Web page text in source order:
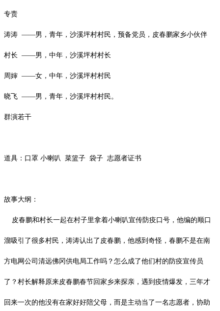
专责
涛涛 ——男，青年，沙溪坪村村民，预备党员，皮春鹏家乡小伙伴
村长 ——男，中年，沙溪坪村村长
周婶 ——女，中年，沙溪坪村村民
晓飞 ——男，青年，沙溪坪村村民。
群演若干
道具：口罩 小喇叭 菜篮子 袋子 志愿者证书
故事大纲：
皮春鹏和村长一起在村子里拿着小喇叭宣传防疫口号，他编的顺口
溜吸引了很多村民，涛涛认出了皮春鹏，他感到奇怪，春鹏不是在南
方电网公司清远佛冈供电局工作吗？怎么成了他们村的防疫宣传员
了？村长解释原来皮春鹏春节回家乡来探亲，遇到疫情爆发，三年才
回来一次的他没有在家好好陪父母，而是主动当了一名志愿者，协助